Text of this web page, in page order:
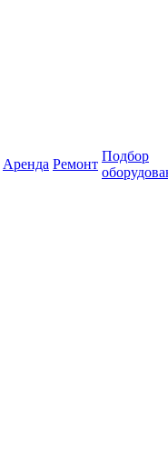
Аренда Ремонт
Подбор